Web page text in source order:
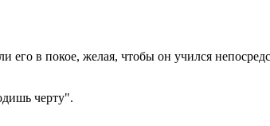
его в покое, желая, чтобы он учился
черту".